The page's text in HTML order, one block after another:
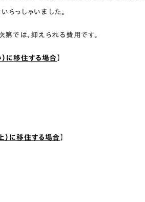
らっしゃいました。
では、抑えられる費用です。
に移住する場合】
）に移住する場合】